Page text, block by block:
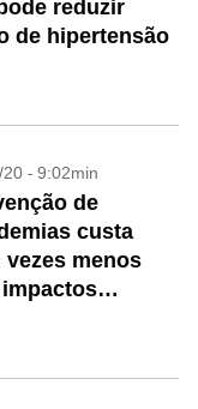
reduzir
de hipertensão
20 - 9:02min
de
custa
vezes menos